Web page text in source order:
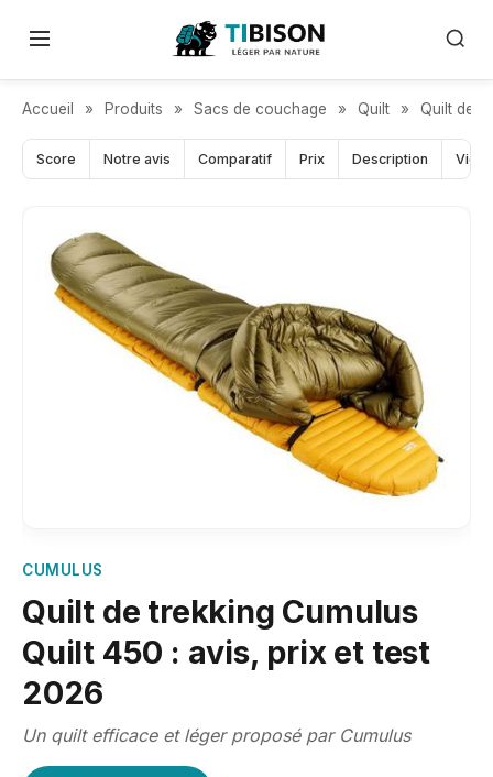
Accueil » Produits » Sacs de couchage » Quilt » Quilt de
Score Notre avis Comparatif Prix Description
QUILT EUROPÉEN DE RÉFÉRENCE
CUMULUS
Quilt de trekking Cumulus
Quilt 450 : avis, prix et test
2026
Un quilt efficace et léger proposé par Cumulus